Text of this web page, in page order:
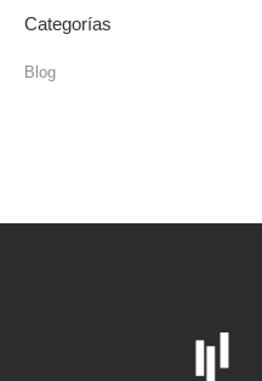
Categorías
Blog